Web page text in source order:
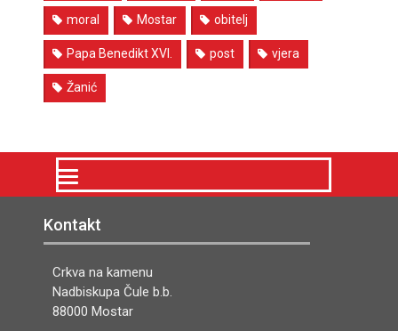
moral Mostar obitelj
Papa Benedikt XVI. post vjera
Žanić
Kontakt
Crkva na kamenu
Nadbiskupa Čule b.b.
88000 Mostar